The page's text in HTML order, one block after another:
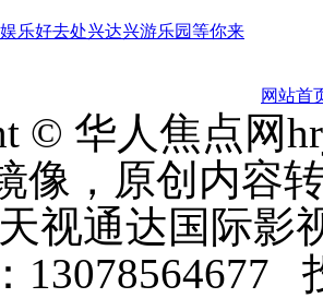
乐好去处兴达兴游乐园等你来
网站首
© 华人焦点网
像，原创内容
视通达国际
13078564677